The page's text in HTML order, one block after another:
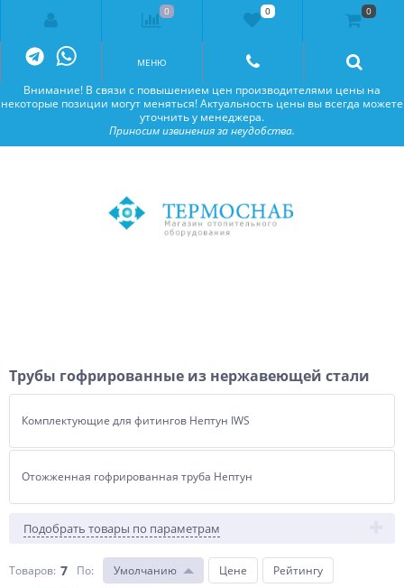
Внимание! В связи с повышением цен производителями цены на
некоторые позиции могут меняться! Актуальность цены вы всегда можете
уточнить у менеджера.
Приносим извинения за неудобства.
МЕНЮ
Внимание! В связи с повышением цен производителями цены на
некоторые позиции могут меняться! Актуальность цены вы всегда можете
уточнить у менеджера.
Приносим извинения за неудобства.
Трубы гофрированные из нержавеющей стали
Комплектующие для фитингов Нептун IWS
Отожженная гофрированная труба Нептун
Подобрать товары по параметрам
Товаров: 7 По: Умолчанию Цене
Рейтингу
0 0 0